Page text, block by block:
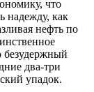
что
надежду, как
нефть по
безудержный
два-три
упадок.